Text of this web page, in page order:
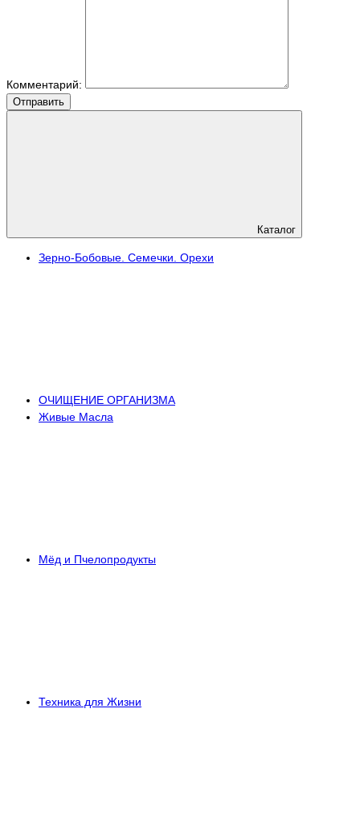
Комментарий:
Отправить
Каталог
Зерно-Бобовые. Семечки. Орехи
ОЧИЩЕНИЕ ОРГАНИЗМА
Живые Масла
Мёд и Пчелопродукты
Техника для Жизни